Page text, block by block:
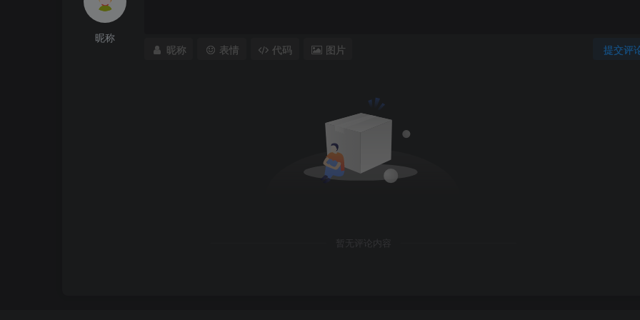
昵称
提交评
昵称 表情 代码 图片
暂无评论内容